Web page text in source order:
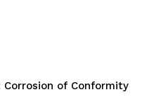
Corrosion of Conformity